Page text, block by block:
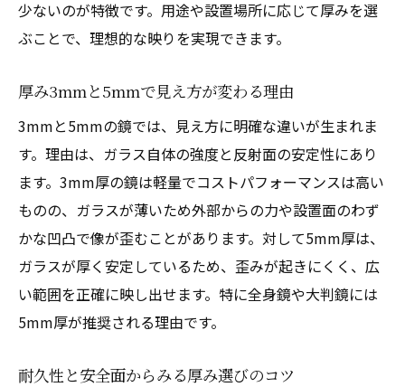
少ないのが特徴です。用途や設置場所に応じて厚みを選
ぶことで、理想的な映りを実現できます。
厚み3mmと5mmで見え方が変わる理由
3mmと5mmの鏡では、見え方に明確な違いが生まれま
す。理由は、ガラス自体の強度と反射面の安定性にあり
ます。3mm厚の鏡は軽量でコストパフォーマンスは高い
ものの、ガラスが薄いため外部からの力や設置面のわず
かな凹凸で像が歪むことがあります。対して5mm厚は、
ガラスが厚く安定しているため、歪みが起きにくく、広
い範囲を正確に映し出せます。特に全身鏡や大判鏡には
5mm厚が推奨される理由です。
耐久性と安全面からみる厚み選びのコツ